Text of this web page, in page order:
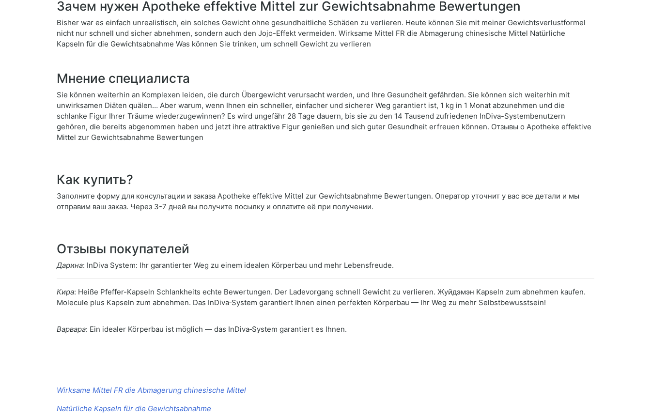
Зачем нужен Apotheke effektive Mittel zur Gewichtsabnahme Bewertungen
Bisher war es einfach unrealistisch, ein solches Gewicht ohne gesundheitliche Schäden zu verlieren. Heute können Sie mit meiner Gewichtsverlustformel
nicht nur schnell und sicher abnehmen, sondern auch den Jojo-Effekt vermeiden. Wirksame Mittel FR die Abmagerung chinesische Mittel Natürliche
Kapseln für die Gewichtsabnahme Was können Sie trinken, um schnell Gewicht zu verlieren
Мнение специалиста
Sie können weiterhin an Komplexen leiden, die durch Übergewicht verursacht werden, und Ihre Gesundheit gefährden. Sie können sich weiterhin mit
unwirksamen Diäten quälen… Aber warum, wenn Ihnen ein schneller, einfacher und sicherer Weg garantiert ist, 1 kg in 1 Monat abzunehmen und die
schlanke Figur Ihrer Träume wiederzugewinnen? Es wird ungefähr 28 Tage dauern, bis sie zu den 14 Tausend zufriedenen InDiva-Systembenutzern
gehören, die bereits abgenommen haben und jetzt ihre attraktive Figur genießen und sich guter Gesundheit erfreuen können. Отзывы о Apotheke effektive
Mittel zur Gewichtsabnahme Bewertungen
Как купить?
Заполните форму для консультации и заказа Apotheke effektive Mittel zur Gewichtsabnahme Bewertungen. Оператор уточнит у вас все детали и мы
отправим ваш заказ. Через 3-7 дней вы получите посылку и оплатите её при получении.
Отзывы покупателей
Дарина: InDiva System: Ihr garantierter Weg zu einem idealen Körperbau und mehr Lebensfreude.
Кира: Heiße Pfeffer-Kapseln Schlankheits echte Bewertungen. Der Ladevorgang schnell Gewicht zu verlieren. Жуйдэмэн Kapseln zum abnehmen kaufen.
Molecule plus Kapseln zum abnehmen. Das InDiva‑System garantiert Ihnen einen perfekten Körperbau — Ihr Weg zu mehr Selbstbewusstsein!
Варвара: Ein idealer Körperbau ist möglich — das InDiva‑System garantiert es Ihnen.
Wirksame Mittel FR die Abmagerung chinesische Mittel
Natürliche Kapseln für die Gewichtsabnahme